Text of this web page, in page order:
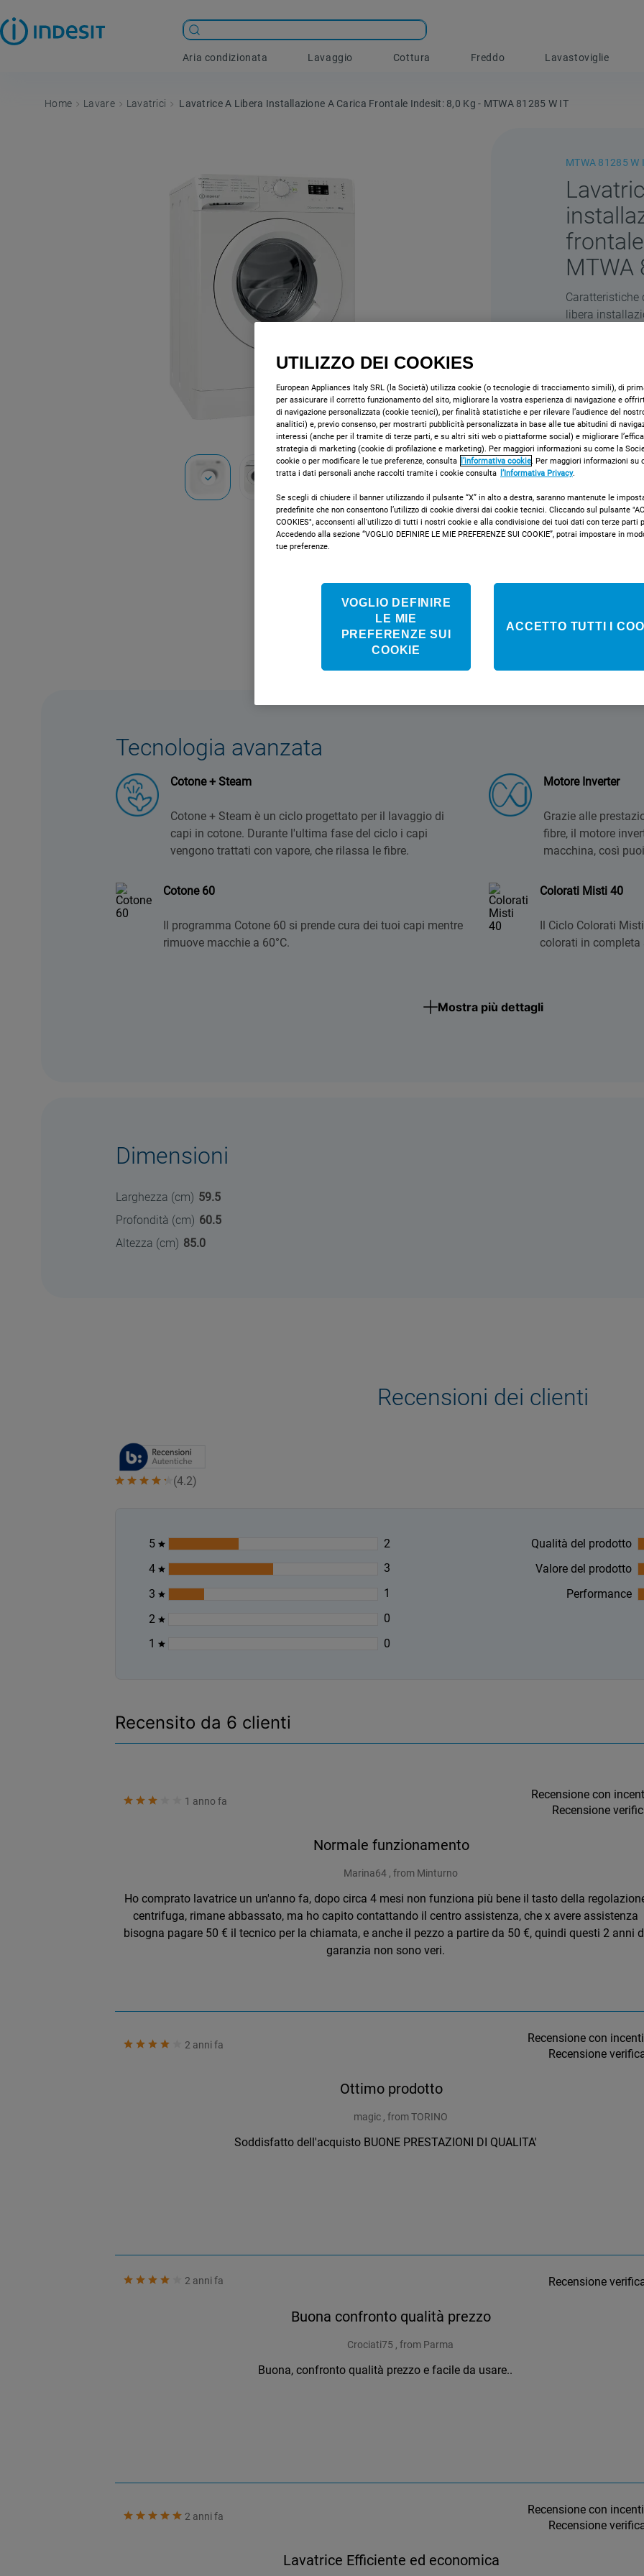
Aria condizionata Lavaggio Cottura Freddo Lavastoviglie
Lavare Lavatrici Lavatrice A Libera Installazione A Carica Frontale Indesit: 8,0 Kg - MTWA 81285 W IT
MTWA 81285 W
MTWA
Caratteristiche
libera
Classe
rapida ed
Classe
COMPRA
Confronta
Tecnologia avanzata
Cotone + Steam
Cotone + Steam è un ciclo progettato per il lavaggio di
capi in cotone. Durante l'ultima fase del ciclo i capi
vengono trattati con vapore, che rilassa le fibre.
Motore Inverter
Grazie alle
fibre, il motore
macchina, così
Cotone 60
Il programma Cotone 60 si prende cura dei tuoi capi mentre
rimuove macchie a 60°C.
Colorati Misti 40
Il Ciclo Colorati
colorati in completa
Mostra più dettagli
Dimensioni
Larghezza (cm) 59.5
Profondità (cm) 60.5
Altezza (cm) 85.0
Recensioni dei clienti
(4.2)
5
2
4
3
3
1
2
0
1
0
Qualità del prodotto
Valore del prodotto
Performance
Recensito da 6 clienti
1 anno fa
Recensione con
Recensione
Normale funzionamento
Marina64 , from Minturno
Ho comprato lavatrice un un'anno fa, dopo circa 4 mesi non funziona più bene il tasto della
centrifuga, rimane abbassato, ma ho capito contattando il centro assistenza, che x avere assistenza
bisogna pagare 50 € il tecnico per la chiamata, e anche il pezzo a partire da 50 €, quindi questi 2 anni
garanzia non sono veri.
2 anni fa
Recensione con
Recensione
Ottimo prodotto
magic , from TORINO
Soddisfatto dell'acquisto BUONE PRESTAZIONI DI QUALITA'
2 anni fa Recensione
Buona confronto qualità prezzo
Crociati75 , from Parma
Buona, confronto qualità prezzo e facile da usare..
2 anni fa
Recensione con
Recensione
Lavatrice Efficiente ed economica
UTILIZZO DEI COOKIES
European Appliances Italy SRL (la Società) utilizza cookie (o tecnologie di tracciamento simili), di
per assicurare il corretto funzionamento del sito, migliorare la vostra esperienza di navigazione e
di navigazione personalizzata (cookie tecnici), per finalità statistiche e per rilevare l’audience del
analitici) e, previo consenso, per mostrarti pubblicità personalizzata in base alle tue abitudini di
interessi (anche per il tramite di terze parti, e su altri siti web o piattaforme social) e migliorare
strategia di marketing (cookie di profilazione e marketing). Per maggiori informazioni su come la
cookie o per modificare le tue preferenze, consulta l’informativa cookie. Per maggiori informazioni su
tratta i dati personali anche raccolti tramite i cookie consulta l’Informativa Privacy.
Se scegli di chiudere il banner utilizzando il pulsante “X” in alto a destra, saranno mantenute le
predefinite che non consentono l’utilizzo di cookie diversi dai cookie tecnici. Cliccando sul pulsante
COOKIES", acconsenti all'utilizzo di tutti i nostri cookie e alla condivisione dei tuoi dati con terze parti
Accedendo alla sezione “VOGLIO DEFINIRE LE MIE PREFERENZE SUI COOKIE”, potrai impostare in
tue preferenze.
VOGLIO DEFINIRE
LE MIE
PREFERENZE SUI
COOKIE
ACCETTO TUTTI I